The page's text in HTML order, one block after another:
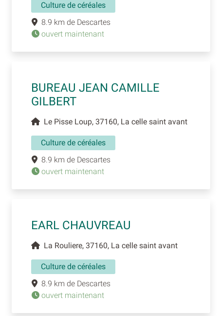
Culture de céréales
8.9 km de Descartes
ouvert maintenant
BUREAU JEAN CAMILLE
GILBERT
Le Pisse Loup, 37160, La celle saint avant
Culture de céréales
8.9 km de Descartes
ouvert maintenant
EARL CHAUVREAU
La Rouliere, 37160, La celle saint avant
Culture de céréales
8.9 km de Descartes
ouvert maintenant